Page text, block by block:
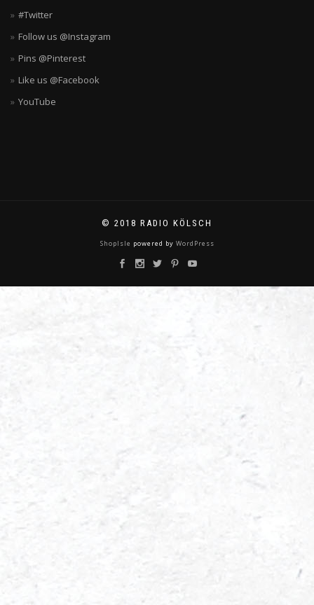
#Twitter
Follow us @Instagram
Pins @Pinterest
Like us @Facebook
YouTube
© 2018 RADIO KÖLSCH
ShopIsle powered by WordPress